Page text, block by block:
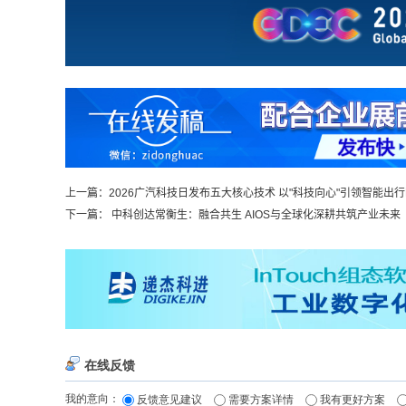
上一篇： 2026广汽科技日发布五大核心技术 以"科技向心"引领智能出
下一篇： 中科创达常衡生：融合共生 AIOS与全球化深耕共筑产业未来